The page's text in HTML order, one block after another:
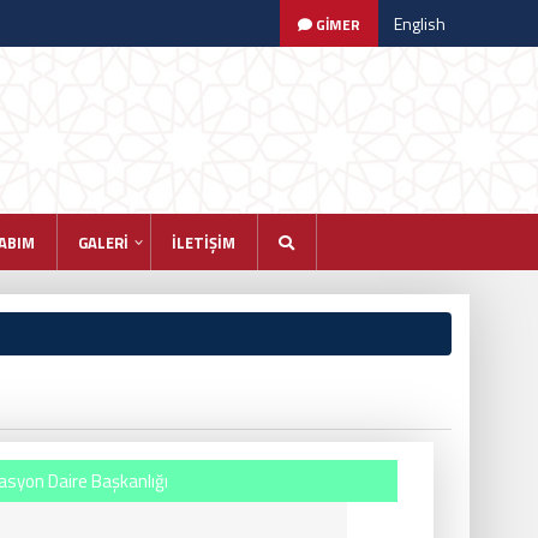
GİMER English
GALERİ İLETİŞİM
Daire Başkanlığı